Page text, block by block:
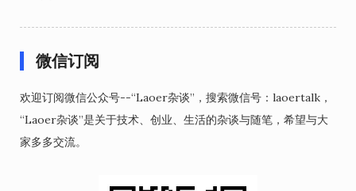
微信订阅
欢迎订阅微信公众号--“Laoer杂谈”，搜索微信号：laoertalk，
“Laoer杂谈”是关于技术、创业、生活的杂谈与随笔，希望与大
家多多交流。